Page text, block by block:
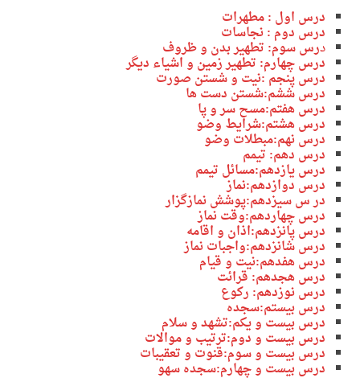
درس اول : مطهرات
درس دوم : نجاسات
درس سوم: تطهیر بدن و ظروف
درس چهارم: تطهیر زمین و اشیاء دیگر
درس پنجم :نیت و شستن صورت
درس ششم:شستن دست ها
درس هفتم:مسح سر و پا
درس هشتم:شرایط وضو
درس نهم:مبطلات وضو
درس دهم: تیمم
درس یازدهم:مسائل تیمم
درس دوازدهم:نماز
در س سیزدهم:پوششنمازگزار
درس چهاردهم:وقتنماز
درس پانزدهم:اذان و اقامه
درس شانزدهم:واجبات نماز
درس هفدهم:نیت و قیام
درس هجدهم: قرائت
درس نوزدهم: رکوع
درس بیستم:سجده
درس بیست و یکم:تشهد و سلام
درس بیست و دوم:ترتیب و موالات
درس بیست و سوم:قنوت و تعقیبات
درس بیست و چهارم:سجده سهو